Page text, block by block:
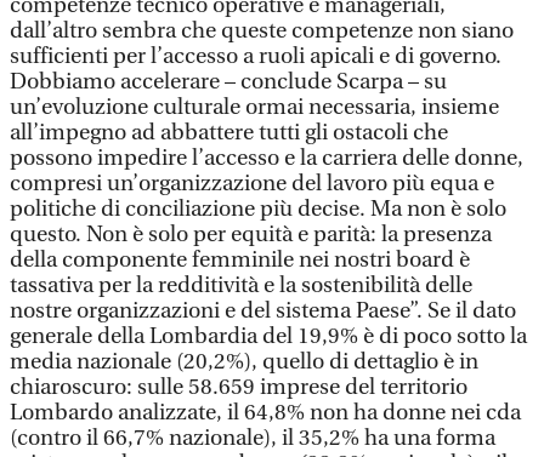
competenze tecnico operative e manageriali,
dall’altro sembra che queste competenze non siano
sufficienti per l’accesso a ruoli apicali e di governo.
Dobbiamo accelerare – conclude Scarpa – su
un’evoluzione culturale ormai necessaria, insieme
all’impegno ad abbattere tutti gli ostacoli che
possono impedire l’accesso e la carriera delle donne,
compresi un’organizzazione del lavoro più equa e
politiche di conciliazione più decise. Ma non è solo
questo. Non è solo per equità e parità: la presenza
della componente femminile nei nostri board è
tassativa per la redditività e la sostenibilità delle
nostre organizzazioni e del sistema Paese”. Se il dato
generale della Lombardia del 19,9% è di poco sotto la
media nazionale (20,2%), quello di dettaglio è in
chiaroscuro: sulle 58.659 imprese del territorio
Lombardo analizzate, il 64,8% non ha donne nei cda
(contro il 66,7% nazionale), il 35,2% ha una forma